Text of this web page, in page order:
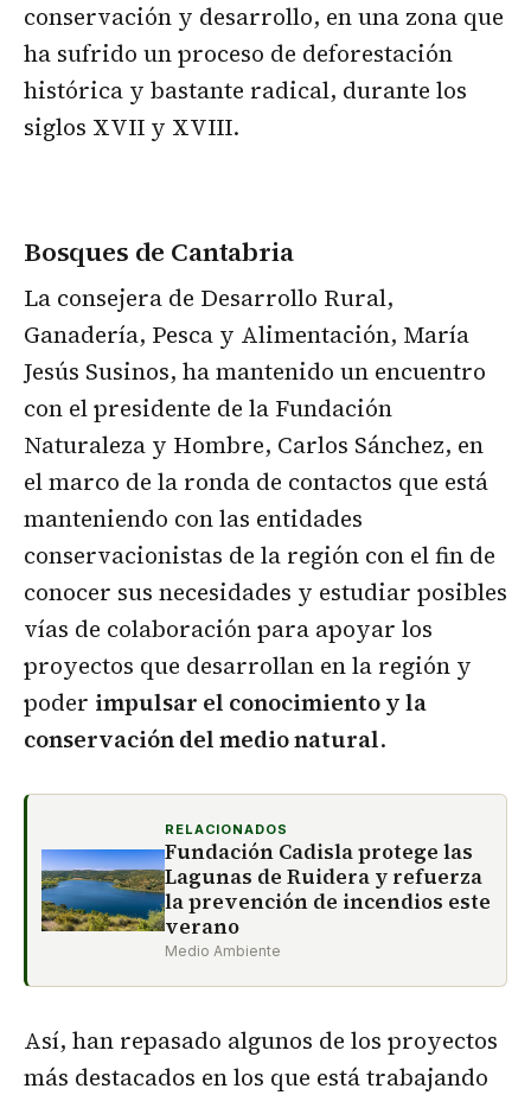
conservación y desarrollo, en una zona que
ha sufrido un proceso de deforestación
histórica y bastante radical, durante los
siglos XVII y XVIII.
Bosques de Cantabria
La consejera de Desarrollo Rural,
Ganadería, Pesca y Alimentación, María
Jesús Susinos, ha mantenido un encuentro
con el presidente de la Fundación
Naturaleza y Hombre, Carlos Sánchez, en
el marco de la ronda de contactos que está
manteniendo con las entidades
conservacionistas de la región con el fin de
conocer sus necesidades y estudiar posibles
vías de colaboración para apoyar los
proyectos que desarrollan en la región y
poder impulsar el conocimiento y la
conservación del medio natural.
RELACIONADOS
Fundación Cadisla protege las
Lagunas de Ruidera y refuerza
la prevención de incendios este
verano
Medio Ambiente
Así, han repasado algunos de los proyectos
más destacados en los que está trabajando